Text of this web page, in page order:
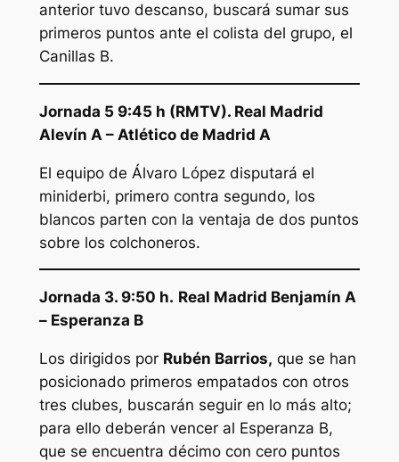
anterior tuvo descanso, buscará sumar sus
primeros puntos ante el colista del grupo, el
Canillas B.
Jornada 5 9:45 h (RMTV). Real Madrid
Alevín A – Atlético de Madrid A
El equipo de Álvaro López disputará el
miniderbi, primero contra segundo, los
blancos parten con la ventaja de dos puntos
sobre los colchoneros.
Jornada 3. 9:50 h. Real Madrid Benjamín A
– Esperanza B
Los dirigidos por Rubén Barrios, que se han
posicionado primeros empatados con otros
tres clubes, buscarán seguir en lo más alto;
para ello deberán vencer al Esperanza B,
que se encuentra décimo con cero puntos